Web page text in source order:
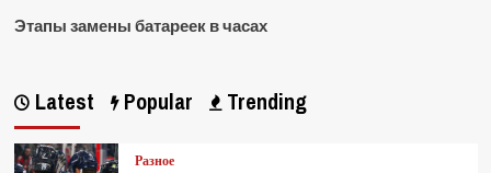
Этапы замены батареек в часах
Latest Popular Trending
Разное